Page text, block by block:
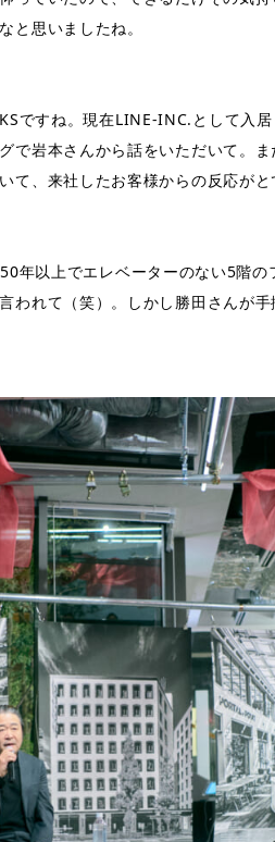
と思いましたね。
ですね。現在LINE-INC.として入
で岩本さんから話をいただいて。
、来社したお客様からの反応がと
年以上でエレベーターのない5階
われて（笑）。しかし勝田さんが